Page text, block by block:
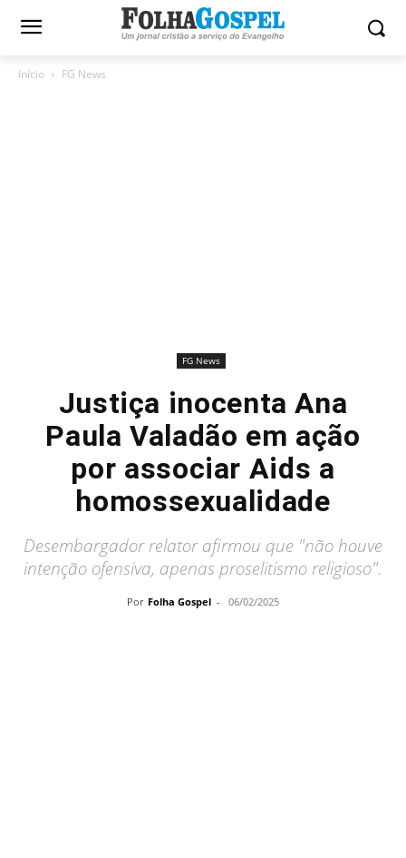
Início FG News
FG News
Justiça inocenta Ana
Paula Valadão em ação
por associar Aids a
homossexualidade
Desembargador relator afirmou que "não houve
intenção ofensiva, apenas proselitismo religioso".
Por Folha Gospel - 06/02/2025